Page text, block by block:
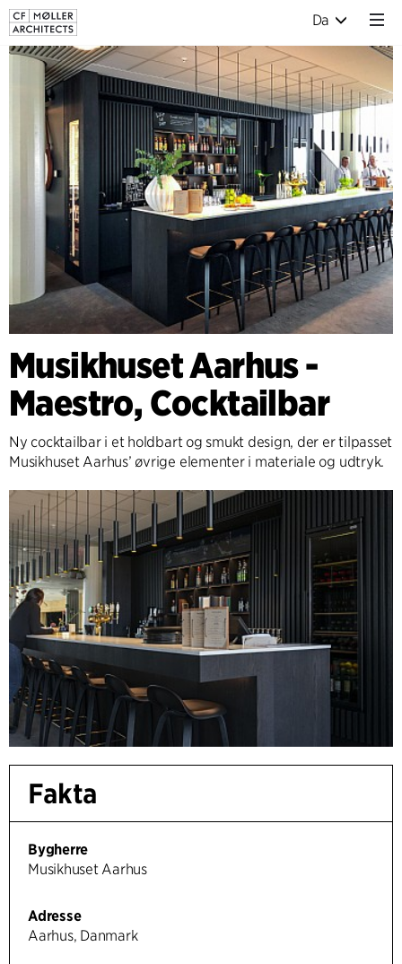
Da
Musikhuset Aarhus -
Maestro, Cocktailbar
Ny cocktailbar i et holdbart og smukt design, der er tilpasset
Musikhuset Aarhus’ øvrige elementer i materiale og udtryk.
Fakta
Bygherre
Musikhuset Aarhus
Adresse
Aarhus, Danmark